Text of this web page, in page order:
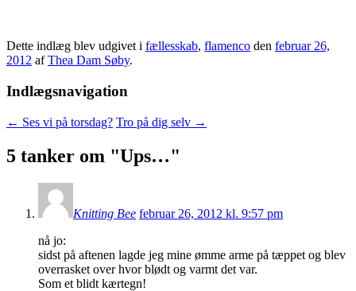
Dette indlæg blev udgivet i fællesskab, flamenco den februar 26,
2012 afThea Dam Søby.
Indlægsnavigation
← Ses vi på torsdag? Tro på dig selv →
5 tanker om "Ups…"
Knitting Bee februar 26, 2012 kl. 9:57 pm
nå jo:
sidst på aftenen lagde jeg mine ømme arme på tæppet og blev
overrasket over hvor blødt og varmt det var.
Som et blidt kærtegn!